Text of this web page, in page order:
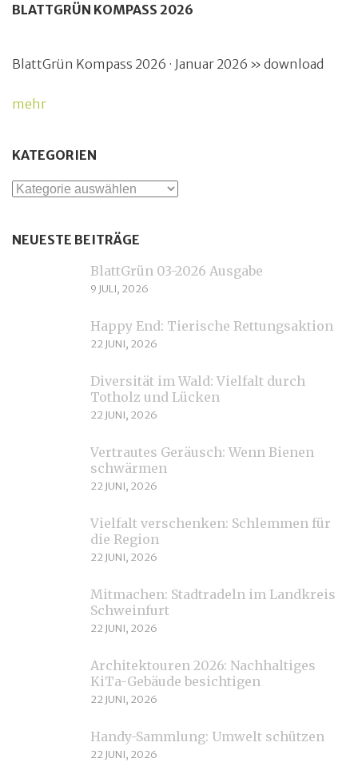
BLATTGRÜN KOMPASS 2026
BlattGrün Kompass 2026 · Januar 2026 » download
mehr
KATEGORIEN
Kategorien
NEUESTE BEITRÄGE
BlattGrün 03-2026 Ausgabe
9 JULI, 2026
Happy End: Tierische Rettungsaktion
22 JUNI, 2026
Diversität im Wald: Vielfalt durch
Totholz und Lücken
22 JUNI, 2026
Vertrautes Geräusch: Wenn Bienen
schwärmen
22 JUNI, 2026
Vielfalt verschenken: Schlemmen für
die Region
22 JUNI, 2026
Mitmachen: Stadtradeln im Landkreis
Schweinfurt
22 JUNI, 2026
Architektouren 2026: Nachhaltiges
KiTa-Gebäude besichtigen
22 JUNI, 2026
Handy-Sammlung: Umwelt schützen
22 JUNI, 2026